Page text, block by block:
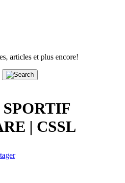
articles et plus encore!
| CSSL